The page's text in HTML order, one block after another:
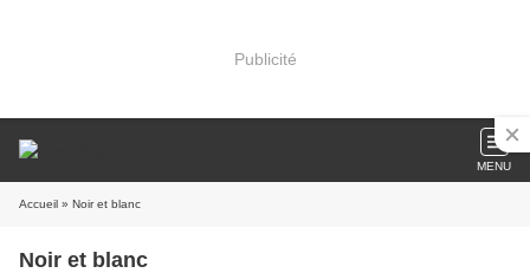
Publicité
MENU
Accueil » Noir et blanc
Noir et blanc